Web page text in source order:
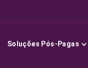
Soluções Pós-Pagas